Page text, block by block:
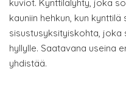
kuviot. Kynttilälyhty, joka
kauniin hehkun, kun
sisustusyksityiskohta, joka
hyllylle. Saatavana useina
yhdistää.